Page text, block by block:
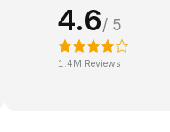
4.6/ 5
1.4M Reviews